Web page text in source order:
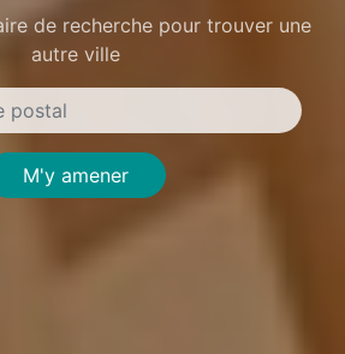
de recherche pour trouver une
autre ville
M'y amener